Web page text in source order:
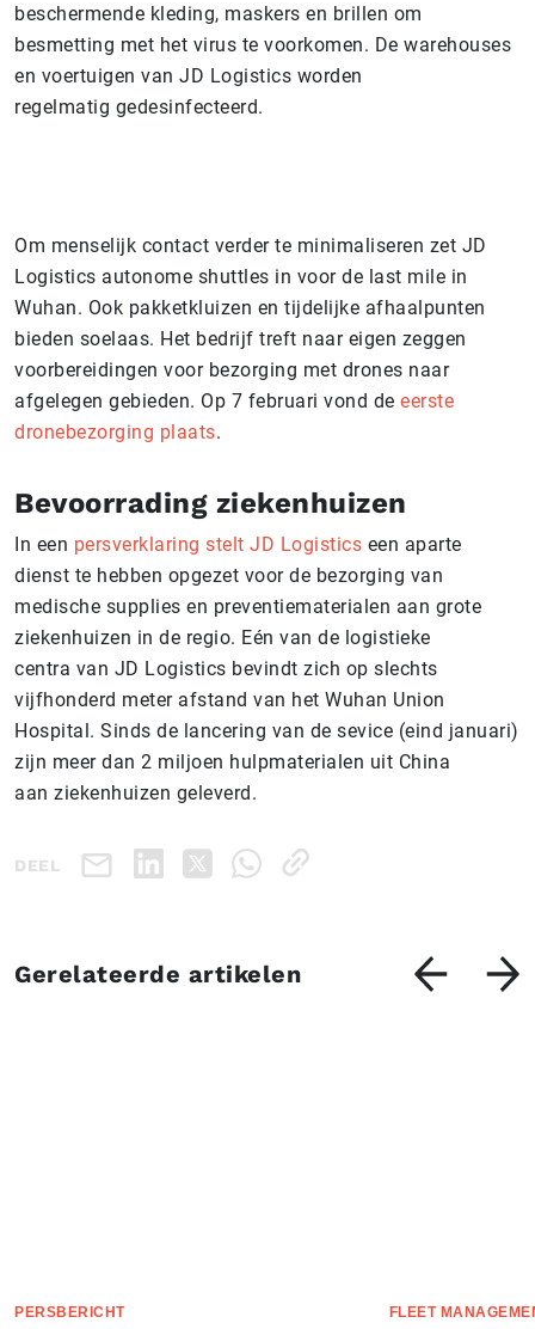
beschermende kleding, maskers en brillen om
besmetting met het virus te voorkomen. De warehouses
en voertuigen van JD Logistics worden
regelmatig gedesinfecteerd.
Om menselijk contact verder te minimaliseren zet JD
Logistics autonome shuttles in voor de last mile in
Wuhan. Ook pakketkluizen en tijdelijke afhaalpunten
bieden soelaas. Het bedrijf treft naar eigen zeggen
voorbereidingen voor bezorging met drones naar
afgelegen gebieden. Op 7 februari vond de eerste
dronebezorging plaats.
Bevoorrading ziekenhuizen
In een persverklaring stelt JD Logistics een aparte
dienst te hebben opgezet voor de bezorging van
medische supplies en preventiematerialen aan grote
ziekenhuizen in de regio. Eén van de logistieke
centra van JD Logistics bevindt zich op slechts
vijfhonderd meter afstand van het Wuhan Union
Hospital. Sinds de lancering van de sevice (eind januari)
zijn meer dan 2 miljoen hulpmaterialen uit China
aan ziekenhuizen geleverd.
DEEL
Gerelateerde artikelen
PERSBERICHT FLEET